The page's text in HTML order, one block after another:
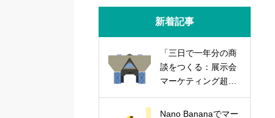
新着記事
「三日で一年分の商
談をつくる：展示会
マーケティング超実
Nano Bananaでマー